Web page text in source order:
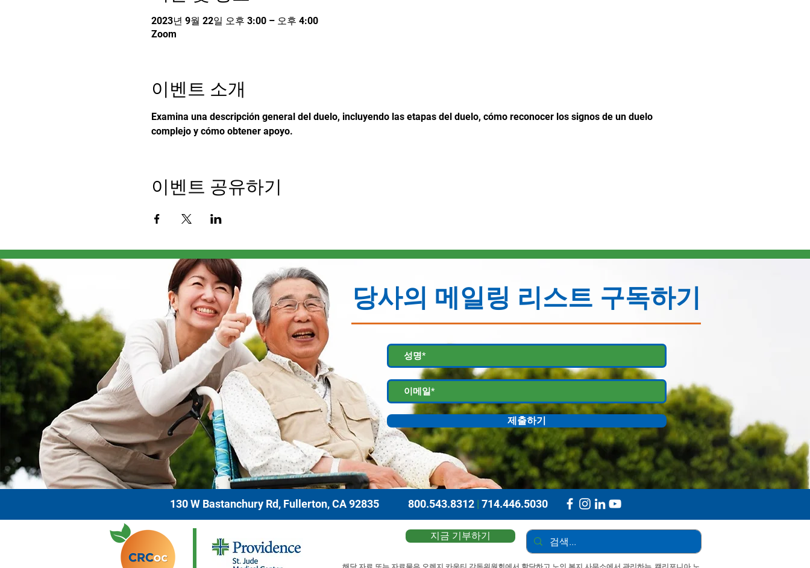
2023년 9월 22일 오후 3:00 – 오후 4:00
Zoom
이벤트 소개
Examina una descripción general del duelo, incluyendo las etapas del duelo, cómo reconocer los signos de un duelo
complejo y cómo obtener apoyo.
이벤트 공유하기
당사의 메일링 리스트 구독하기
제출하기
130 W Bastanchury Rd, Fullerton, CA 92835 800.543.8312 | 714.446.5030
지금 기부하기